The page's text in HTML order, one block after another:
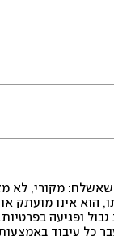
מקורי, לא
הוא אינו מועתק
ופגיעה
כל עיבוד